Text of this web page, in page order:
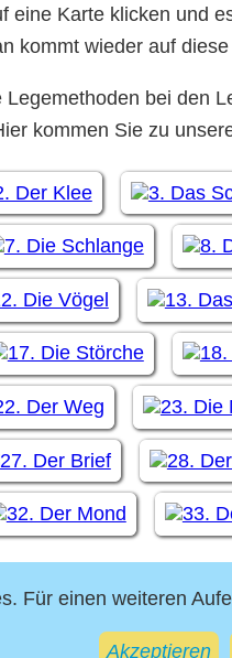
Für einen weiteren
Akzeptieren
eine Karte klicken und
kommt wieder auf
Legemethoden bei den
kommen Sie zu